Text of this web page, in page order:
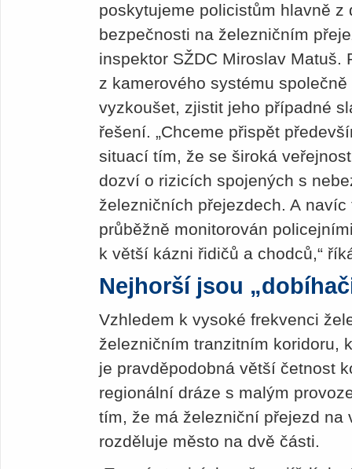
poskytujeme policistům hlavně
bezpečnosti na železničním
inspektor SŽDC Miroslav
z kamerového systému
vyzkoušet, zjistit jeho případné
řešení. „Chceme přispět
situací tím, že se široká
dozví o rizicích spojených s
železničních přejezdech. A
průběžně monitorován
k větší kázni řidičů a chodců,“
Nejhorší jsou
Vzhledem k vysoké frekvenci
železničním tranzitním koridoru,
je pravděpodobná větší četnost
regionální dráze s malým
tím, že má železniční přejezd na
rozděluje město na dvě části.